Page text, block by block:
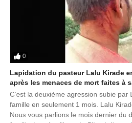
0
Lapidation du pasteur Lalu Kirade
après les menaces de mort faites à
C’est la deuxième agression subie par
famille en seulement 1 mois. Lalu
Nous vous parlions le mois dernier du